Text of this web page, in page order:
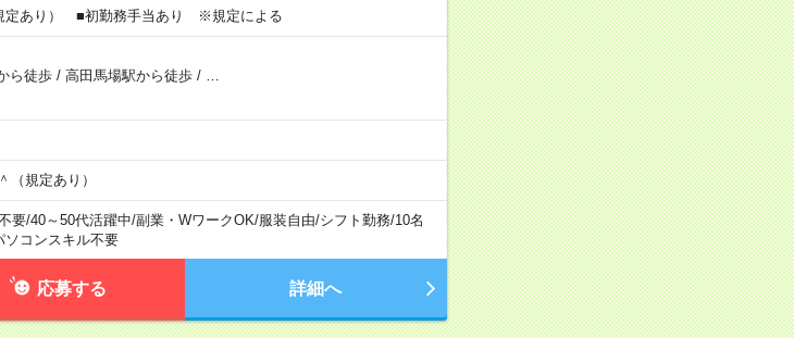
定あり） ■初勤務手当あり ※規定による
ら徒歩/ 高田馬場駅から徒歩/ …
規定あり）
要/40～50代活躍中/副業・WワークOK/服装自由/シフト勤務/10名
ソコンスキル不要
応募する 詳細へ